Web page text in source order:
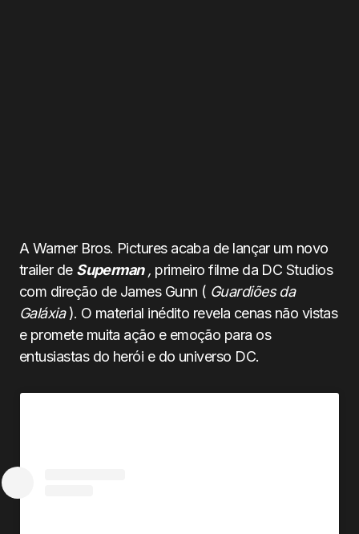
A Warner Bros. Pictures acaba de lançar um novo
trailer de Superman , primeiro filme da DC Studios
com direção de James Gunn ( Guardiões da
Galáxia). O material inédito revela cenas não vistas
e promete muita ação e emoção para os
entusiastas do herói e do universo DC.